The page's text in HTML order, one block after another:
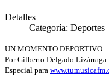
Detalles
Categoría: Deportes
UN MOMENTO DEPORTIVO
Por Gilberto Delgado Lizárraga
Especial para